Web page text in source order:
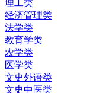
理工类
经济管理类
法学类
教育学类
农学类
医学类
文史外语类
文史中医类